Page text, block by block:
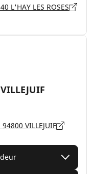
L'HAY LES ROSES
VILLEJUIF